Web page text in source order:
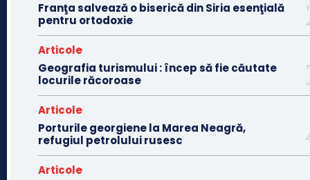
Franţa salvează o biserică din Siria esenţială
pentru ortodoxie
Articole
Geografia turismului : încep să fie căutate
locurile răcoroase
Articole
Porturile georgiene la Marea Neagră,
refugiul petrolului rusesc
Articole